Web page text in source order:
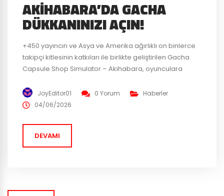
AKIHABARA’DA GACHA
DÜKKANINIZI AÇIN!
+450 yayıncın ve Asya ve Amerika ağırlıklı on binlerce
takipçi kitlesinin katkıları ile birlikte geliştirilen Gacha
Capsule Shop Simulator – Akihabara, oyunculara
Anime-kapsül oyuncak dükkânı simülasyonu sunuyor.
Oyuncular, farklı temalarda gacha makinelerini
dizilimlerini optimize ediyor. Hem turistleri hem de
nadir figürlerin peşinde koşan koleksiyoncuları
dükkânlarına...
JoyEditor01 0 Yorum
Haberler
04/06/2026
DEVAMI